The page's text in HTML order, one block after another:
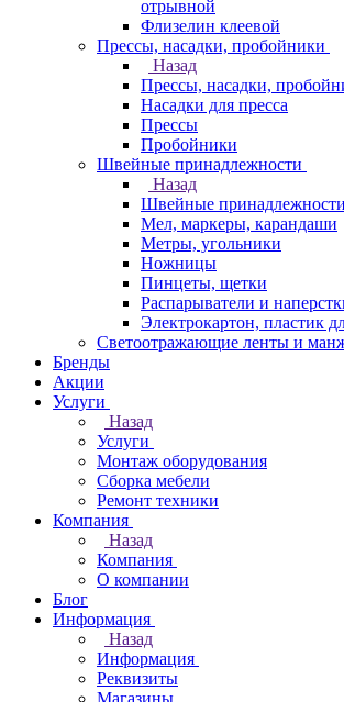
отрывной
Флизелин клеевой
Прессы, насадки, пробойники
Назад
Прессы, насадки,
Насадки для пресса
Прессы
Пробойники
Швейные принадлежности
Назад
Швейные принадлежности
Мел, маркеры, карандаши
Метры, угольники
Ножницы
Пинцеты, щетки
Распарыватели и
Электрокартон, пластик
Светоотражающие ленты и
Бренды
Акции
Услуги
Назад
Услуги
Монтаж оборудования
Сборка мебели
Ремонт техники
Компания
Назад
Компания
О компании
Блог
Информация
Назад
Информация
Реквизиты
Магазины